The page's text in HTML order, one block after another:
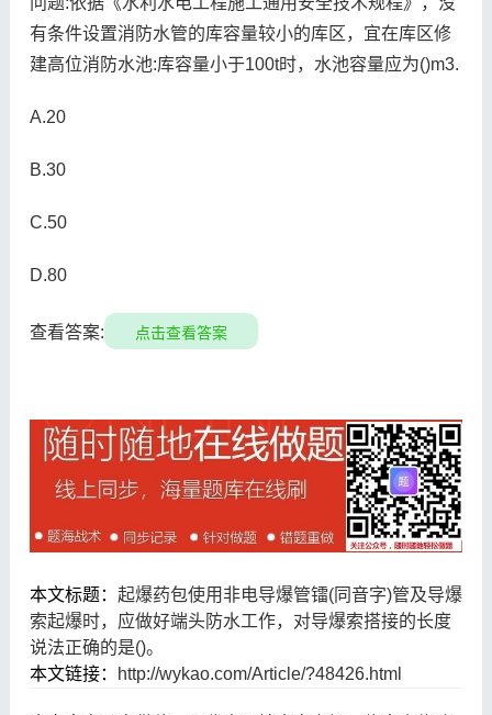
有条件设置消防水管的库容量较小的库区，宜在库区修
建高位消防水池:库容量小于100t时，水池容量应为()m3.
A.20
B.30
C.50
D.80
查看答案: 点击查看答案
本文标题： 起爆药包使用非电导爆管镭(同音字)管及导爆
索起爆时，应做好端头防水工作，对导爆索搭接的长度
说法正确的是()。
本文链接：
http://wykao.com/Article/?48426.html